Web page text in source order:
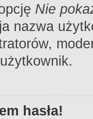
Nie
nazwa
hasła!